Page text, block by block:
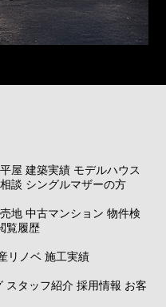
屋 建築実績 モデルハウス
談 シングルマザーの方
地 中古マンション 物件検
覧履歴
リノベ 施工実績
スタッフ紹介 採用情報 お客